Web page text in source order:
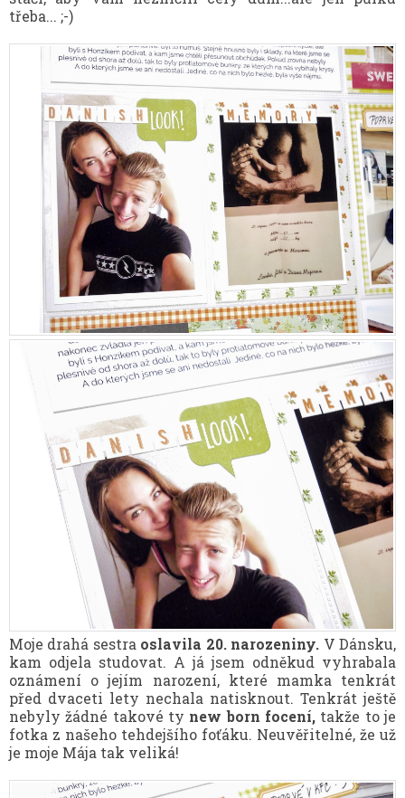
třeba... ;-)
Moje drahá sestraoslavila 20. narozeniny. V Dánsku,
kam odjela studovat. A já jsem odněkud vyhrabala
oznámení o jejím narození, které mamka tenkrát
před dvaceti lety nechala natisknout. Tenkrát ještě
nebyly žádné takové ty new born focení, takže to je
fotka z našeho tehdejšího foťáku. Neuvěřitelné, že už
je moje Mája tak veliká!